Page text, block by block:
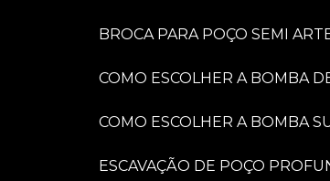
BROCA PARA POÇO SEMI
COMO ESCOLHER A BOMBA
COMO ESCOLHER A BOMBA
ESCAVAÇÃO DE POÇO